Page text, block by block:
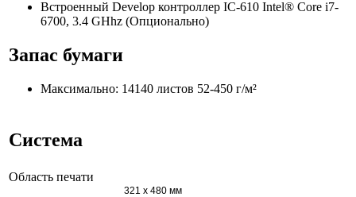
Встроенный Develop контроллер IC-610 Intel® Core i7-
6700, 3.4 GHhz (Опционально)
Запас бумаги
Максимально: 14140 листов 52-450 г/м²
Система
Область печати
321 x 480 мм